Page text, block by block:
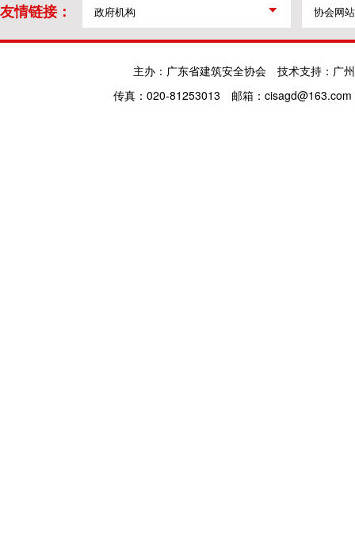
友情链接：
主办：广东省建筑安全协会
技术支持：广
传真：020-81253013
邮箱：cisagd@163.com